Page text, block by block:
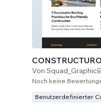
CONSTRUCTURO
Von
Noch keine
Benutzerdefinierter